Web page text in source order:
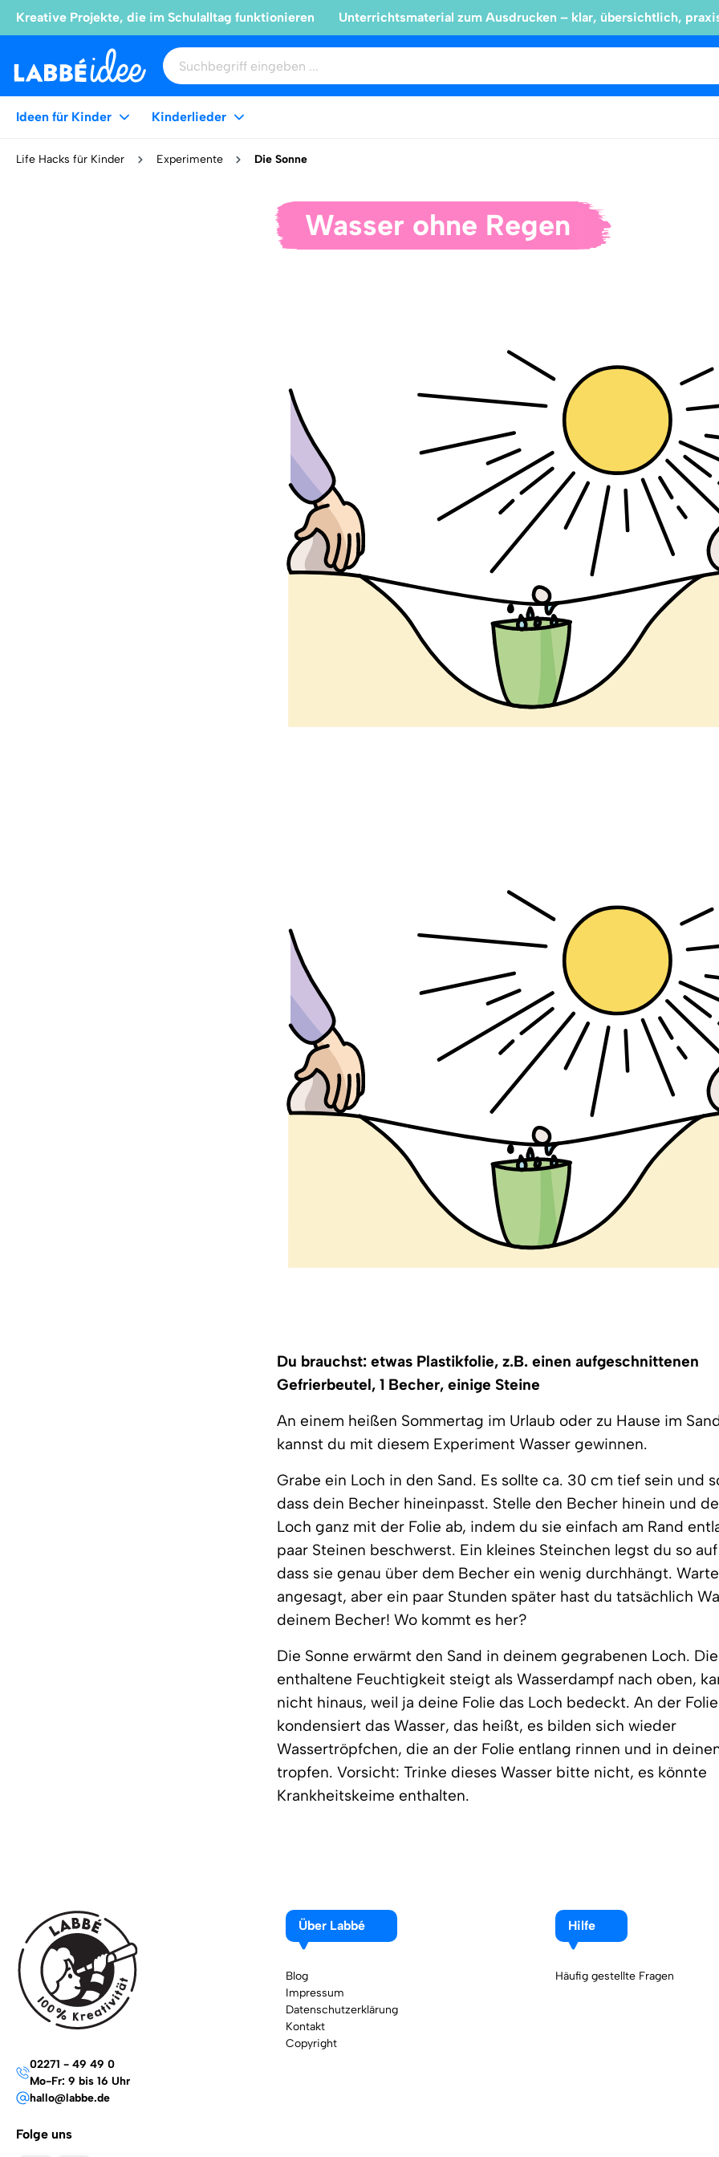
Kreative Projekte, die im Schulalltag funktionieren Unterrichtsmaterial zum Ausdrucken – klar, übersichtlich,
Ideen für Kinder Kinderlieder
Life Hacks für Kinder Experimente Die Sonne
Wasser ohne Regen
Du brauchst: etwas Plastikfolie, z.B. einen aufgeschnittenen
Gefrierbeutel, 1 Becher, einige Steine
An einem heißen Sommertag im Urlaub oder zu Hause im
kannst du mit diesem Experiment Wasser gewinnen.
Grabe ein Loch in den Sand. Es sollte ca. 30 cm tief sein und
dass dein Becher hineinpasst. Stelle den Becher hinein und
Loch ganz mit der Folie ab, indem du sie einfach am Rand
paar Steinen beschwerst. Ein kleines Steinchen legst du so
dass sie genau über dem Becher ein wenig durchhängt.
angesagt, aber ein paar Stunden später hast du tatsächlich
deinem Becher! Wo kommt es her?
Die Sonne erwärmt den Sand in deinem gegrabenen Loch.
enthaltene Feuchtigkeit steigt als Wasserdampf nach oben,
nicht hinaus, weil ja deine Folie das Loch bedeckt. An der Folie
kondensiert das Wasser, das heißt, es bilden sich wieder
Wassertröpfchen, die an der Folie entlang rinnen und in
tropfen. Vorsicht: Trinke dieses Wasser bitte nicht, es könnte
Krankheitskeime enthalten.
02271 - 49 49 0
Mo-Fr: 9 bis 16 Uhr
hallo@labbe.de
Folge uns
Über Labbé
Blog
Impressum
Datenschutzerklärung
Kontakt
Copyright
Hilfe
Häufig gestellte Fragen